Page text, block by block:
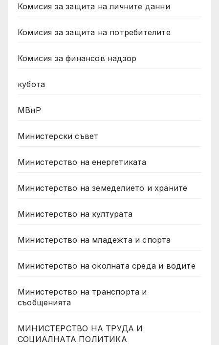
Комисия за защита на личните данни
Комисия за защита на потребителите
Комисия за финансов надзор
кубота
МВнР
Министерски съвет
Министерство на енергетиката
Министерство на земеделието и храните
Министерство на културата
Министерство на младежта и спорта
Министерство на околната среда и водите
Министерство на транспорта и
съобщенията
МИНИСТЕРСТВО НА ТРУДА И
СОЦИАЛНАТА ПОЛИТИКА